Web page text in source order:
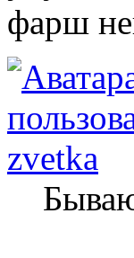
фарш
zvetka